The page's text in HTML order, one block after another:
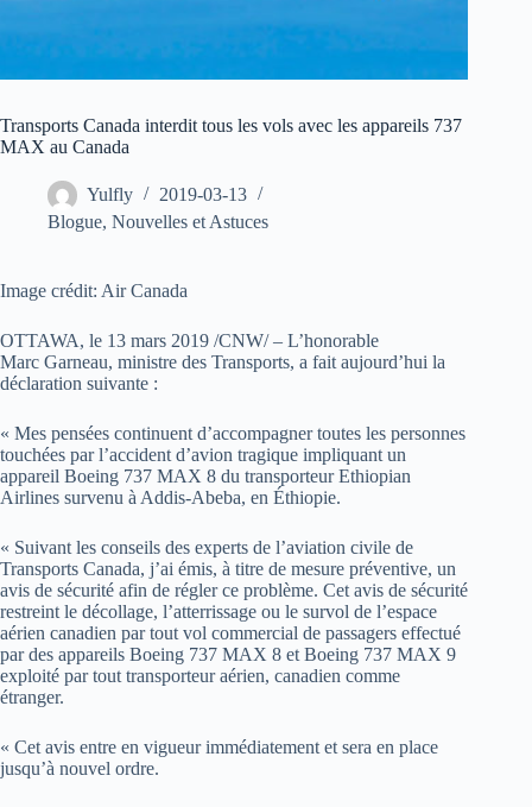
Transports Canada interdit tous les vols avec les appareils 737
MAX au Canada
Yulfly
2019-03-13
Blogue, Nouvelles et Astuces
Image crédit: Air Canada
OTTAWA, le 13 mars 2019 /CNW/ – L’honorable
Marc Garneau, ministre des Transports, a fait aujourd’hui la
déclaration suivante :
« Mes pensées continuent d’accompagner toutes les personnes
touchées par l’accident d’avion tragique impliquant un
appareil Boeing 737 MAX 8 du transporteur Ethiopian
Airlines survenu à Addis-Abeba, en Éthiopie.
« Suivant les conseils des experts de l’aviation civile de
Transports Canada, j’ai émis, à titre de mesure préventive, un
avis de sécurité afin de régler ce problème. Cet avis de sécurité
restreint le décollage, l’atterrissage ou le survol de l’espace
aérien canadien par tout vol commercial de passagers effectué
par des appareils Boeing 737 MAX 8 et Boeing 737 MAX 9
exploité par tout transporteur aérien, canadien comme
étranger.
« Cet avis entre en vigueur immédiatement et sera en place
jusqu’à nouvel ordre.